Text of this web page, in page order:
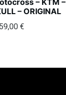
– ORIGINAL
59,00€